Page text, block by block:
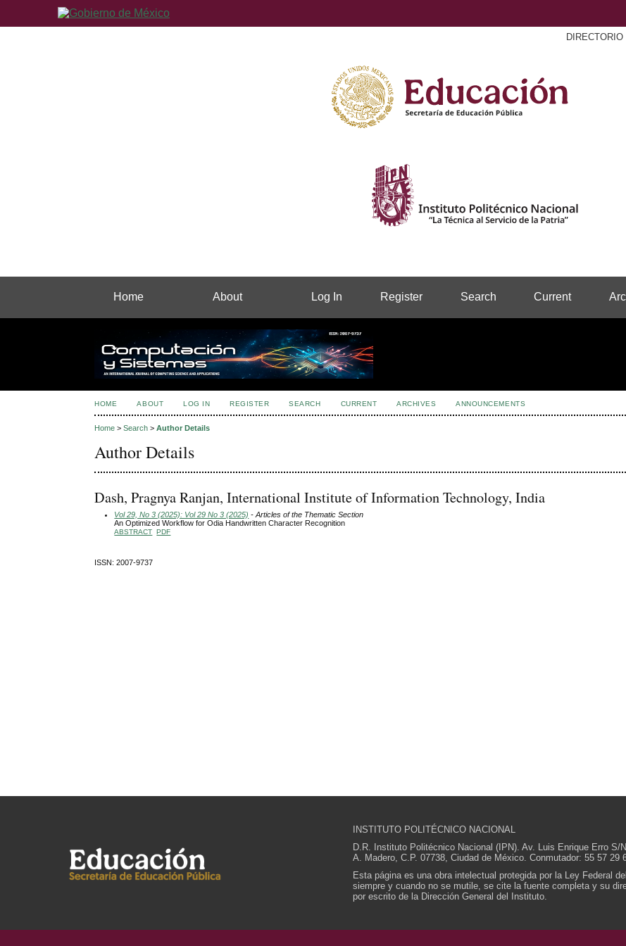
DIRECTORIO
Home About Log In Register Search Current
HOME ABOUT LOG IN REGISTER SEARCH CURRENT ARCHIVES ANNOUNCEMENTS
Home >Search >Author Details
Author Details
Dash, Pragnya Ranjan, International Institute of Information Technology, India
Vol 29, No 3 (2025): Vol 29 No 3 (2025) - Articles of the Thematic Section
An Optimized Workflow for Odia Handwritten Character Recognition
ABSTRACT PDF
ISSN: 2007-9737
INSTITUTO POLITÉCNICO NACIONAL
D.R. Instituto Politécnico Nacional (IPN). Av. Luis Enrique Erro
A. Madero, C.P. 07738, Ciudad de México. Conmutador: 55 57 29
Esta página es una obra intelectual protegida por la Ley Federal
siempre y cuando no se mutile, se cite la fuente completa y su
por escrito de la Dirección General del Instituto.